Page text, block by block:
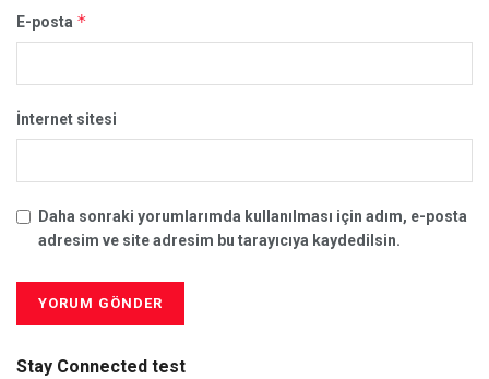
E-posta *
İnternet sitesi
Daha sonraki yorumlarımda kullanılması için adım, e-posta
adresim ve site adresim bu tarayıcıya kaydedilsin.
Stay Connected test